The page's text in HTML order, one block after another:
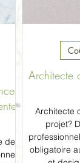
Architecte
Architecte
projet?
obligatoire